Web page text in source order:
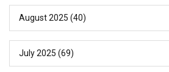
August 2025 (40)
July 2025 (69)